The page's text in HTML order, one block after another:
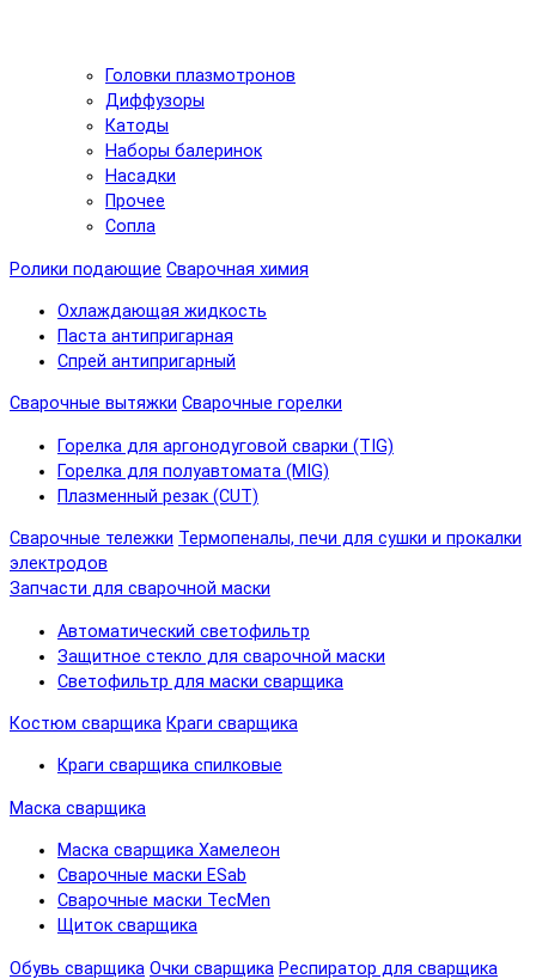
Головки плазмотронов
Диффузоры
Катоды
Наборы балеринок
Насадки
Прочее
Сопла
Ролики подающие Сварочная химия
Охлаждающая жидкость
Паста антипригарная
Спрей антипригарный
Сварочные вытяжки Сварочные горелки
Горелка для аргонодуговой сварки (TIG)
Горелка для полуавтомата (MIG)
Плазменный резак (CUT)
Сварочные тележки Термопеналы, печи для сушки и прокалки
электродов
Запчасти для сварочной маски
Автоматический светофильтр
Защитное стекло для сварочной маски
Светофильтр для маски сварщика
Костюм сварщика Краги сварщика
Краги сварщика спилковые
Маска сварщика
Маска сварщика Хамелеон
Сварочные маски ESab
Сварочные маски TecMen
Щиток сварщика
Обувь сварщика Очки сварщика Респиратор для сварщика